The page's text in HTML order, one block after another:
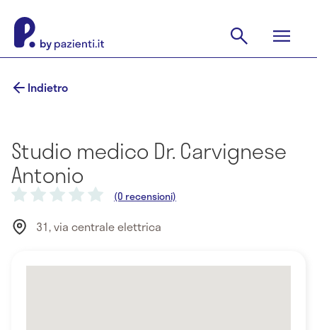
Indietro
Studio medico Dr. Carvignese
Antonio
(0 recensioni)
31, via centrale elettrica